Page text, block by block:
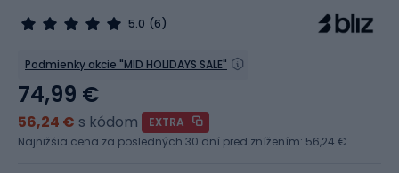
5.0 (6)
Podmienky akcie "MID HOLIDAYS SALE"
74,99 €
56,24 € s kódom
EXTRA
Najnižšia cena za posledných 30 dní pred znížením: 56,24 €